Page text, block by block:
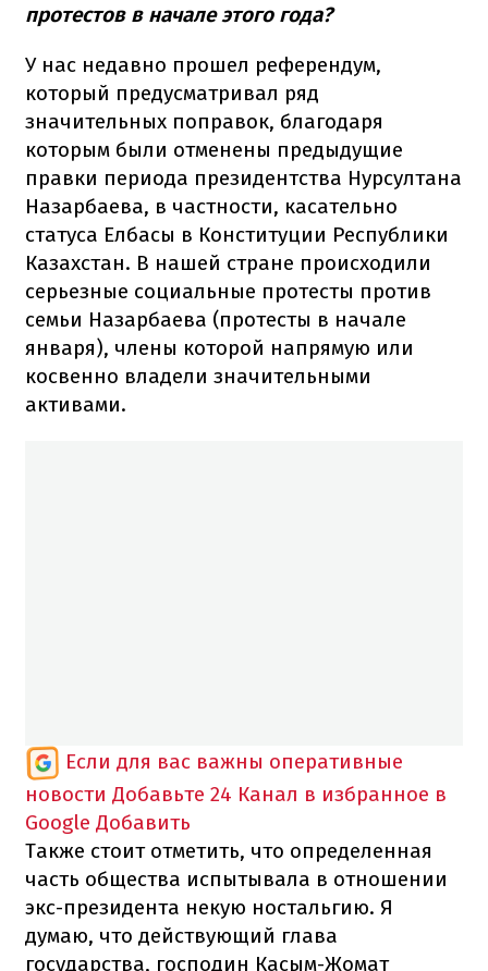
протестов в начале этого года?
У нас недавно прошел референдум,
который предусматривал ряд
значительных поправок, благодаря
которым были отменены предыдущие
правки периода президентства Нурсултана
Назарбаева, в частности, касательно
статуса Елбасы в Конституции Республики
Казахстан. В нашей стране происходили
серьезные социальные протесты против
семьи Назарбаева (протесты в начале
января), члены которой напрямую или
косвенно владели значительными
активами.
Если для вас важны оперативные
новости Добавьте 24 Канал в избранное в
Google Добавить
Также стоит отметить, что определенная
часть общества испытывала в отношении
экс-президента некую ностальгию. Я
думаю, что действующий глава
государства, господин Касым-Жомат